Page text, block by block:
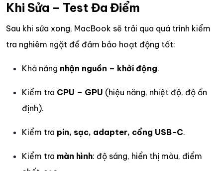
Khi Sửa – Test Đa Điểm
Sau khi sửa xong, MacBook sẽ trải qua quá trình kiểm
tra nghiêm ngặt để đảm bảo hoạt động tốt:
Khả năng nhận nguồn – khởi động.
Kiểm tra CPU – GPU (hiệu năng, nhiệt độ, độ ổn
định).
Kiểm tra pin, sạc, adapter, cổng USB-C.
Kiểm tra màn hình: độ sáng, hiển thị màu, điểm